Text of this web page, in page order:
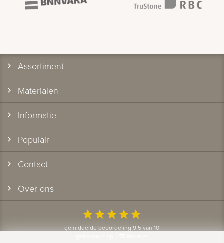
Assortiment
Materialen
Informatie
Populair
Contact
Over ons
starstarstarstarstar
gemiddelde beoordeling 9.5 van 10